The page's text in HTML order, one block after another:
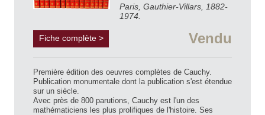
Paris, Gauthier-Villars, 1882-
1974.
Fiche complète > Vendu
Première édition des oeuvres complètes de Cauchy.
Publication monumentale dont la publication s'est étendue
sur un siècle.
Avec près de 800 parutions, Cauchy est l'un des
mathématiciens les plus prolifiques de l'histoire. Ses